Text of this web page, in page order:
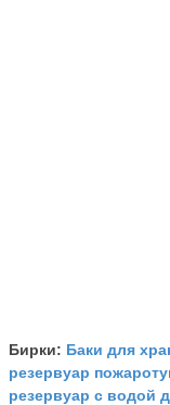
Бирки: Баки для
резервуар
резервуар с водой